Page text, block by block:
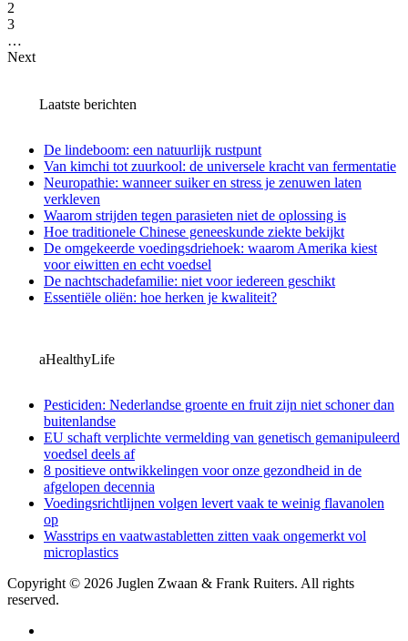
2
3
…
Next
Laatste berichten
De lindeboom: een natuurlijk rustpunt
Van kimchi tot zuurkool: de universele kracht van fermentatie
Neuropathie: wanneer suiker en stress je zenuwen laten
verkleven
Waarom strijden tegen parasieten niet de oplossing is
Hoe traditionele Chinese geneeskunde ziekte bekijkt
De omgekeerde voedingsdriehoek: waarom Amerika kiest
voor eiwitten en echt voedsel
De nachtschadefamilie: niet voor iedereen geschikt
Essentiële oliën: hoe herken je kwaliteit?
aHealthyLife
Pesticiden: Nederlandse groente en fruit zijn niet schoner dan
buitenlandse
EU schaft verplichte vermelding van genetisch gemanipuleerd
voedsel deels af
8 positieve ontwikkelingen voor onze gezondheid in de
afgelopen decennia
Voedingsrichtlijnen volgen levert vaak te weinig flavanolen
op
Wasstrips en vaatwastabletten zitten vaak ongemerkt vol
microplastics
Copyright © 2026 Juglen Zwaan & Frank Ruiters. All rights
reserved.